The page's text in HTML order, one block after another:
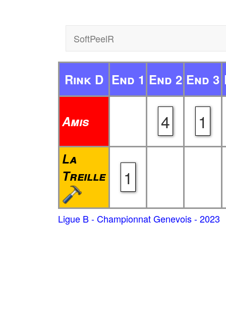
SoftPeelR
Rink D End 1 End 2 End 3
Amis 4 1
La
Treille
1
Ligue B - Championnat Genevois - 2023